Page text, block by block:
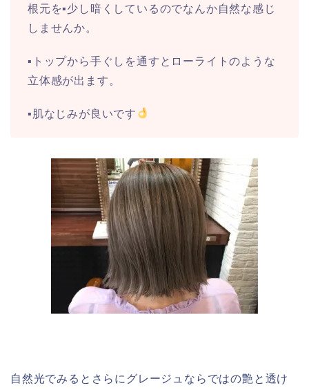
根元を▪︎少し暗くしているのでなんか自然な感じ
しませんか。
▪︎トップから手ぐしを通すとローライトのような
立体感が出ます。
▪︎肌なじみが良いです
自然光でみるとさらにグレージュならではの艶と透け